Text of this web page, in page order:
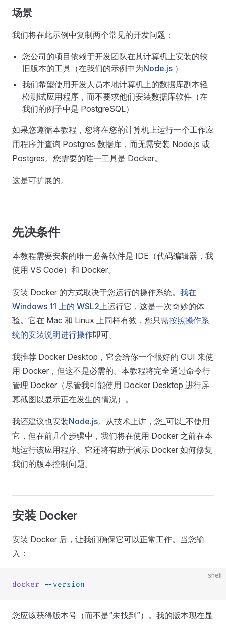
场景
我们将在此示例中复制两个常见的开发问题：
您公司的项目依赖于开发团队在其计算机上安装的较
旧版本的工具（在我们的示例中为Node.js ）
我们希望使用开发人员本地计算机上的数据库副本轻
松测试应用程序，而不要求他们安装数据库软件（在
我们的例子中是 PostgreSQL）
如果您遵循本教程，您将在您的计算机上运行一个工作应
用程序并查询 Postgres 数据库，而无需安装 Node.js 或
Postgres。您需要的唯一工具是 Docker。
这是可扩展的。
先决条件
本教程需要安装的唯一必备软件是 IDE（代码编辑器，我
使用 VS Code）和 Docker。
安装 Docker 的方式取决于您运行的操作系统。 我在
Windows 11 上的 WSL2上运行它，这是一次奇妙的体
验。它在 Mac 和 Linux 上同样有效，您只需按照操作系
统的安装说明进行操作即可。
我推荐 Docker Desktop，它会给你一个很好的 GUI 来使
用 Docker，但这不是必需的。本教程将完全通过命令行
管理 Docker（尽管我可能使用 Docker Desktop 进行屏
幕截图以显示正在发生的情况）。
我还建议也安装Node.js。 从技术上讲，您_可以_不使用
它，但在前几个步骤中，我们将在使用 Docker 之前在本
地运行该应用程序。它还将有助于演示 Docker 如何修复
我们的版本控制问题。
安装 Docker
安装 Docker 后，让我们确保它可以正常工作。当您输
入：
shell
docker --version
您应该获得版本号（而不是“未找到”）。我的版本现在显